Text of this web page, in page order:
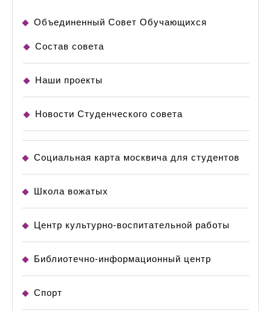
Объединенный Совет Обучающихся
Состав совета
Наши проекты
Новости Студенческого совета
Социальная карта москвича для студентов
Школа вожатых
Центр культурно-воспитательной работы
Библиотечно-информационный центр
Спорт